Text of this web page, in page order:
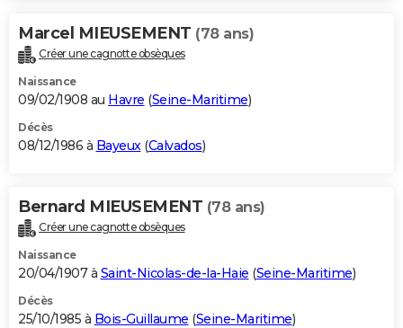
Marcel MIEUSEMENT (78 ans)
Créer une cagnotte obsèques
Naissance
09/02/1908 au Havre (Seine-Maritime)
Décès
08/12/1986 à Bayeux(Calvados)
Bernard MIEUSEMENT (78 ans)
Créer une cagnotte obsèques
Naissance
20/04/1907 à Saint-Nicolas-de-la-Haie (Seine-Maritime)
Décès
25/10/1985 à Bois-Guillaume (Seine-Maritime)